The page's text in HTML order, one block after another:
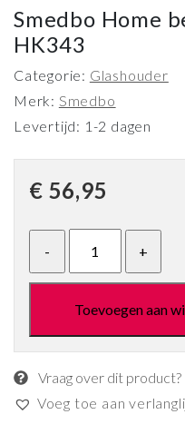
Smedbo Home
HK343
Categorie: Glashouder
Merk: Smedbo
Levertijd: 1-2 dagen
€ 56,95
Toevoegen aan
Vraag over dit product?
Voeg toe aan